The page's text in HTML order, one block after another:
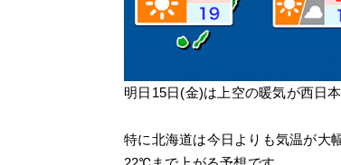
明日15日(金)は上空の暖気が西日
特に北海道は今日よりも気温が大